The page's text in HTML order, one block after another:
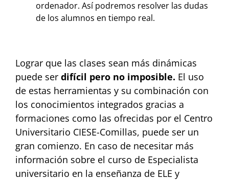
ordenador. Así podremos resolver las dudas
de los alumnos en tiempo real.
Lograr que las clases sean más dinámicas
puede ser difícil pero no imposible. El uso
de estas herramientas y su combinación con
los conocimientos integrados gracias a
formaciones como las ofrecidas por el Centro
Universitario CIESE-Comillas, puede ser un
gran comienzo. En caso de necesitar más
información sobre el curso de Especialista
universitario en la enseñanza de ELE y